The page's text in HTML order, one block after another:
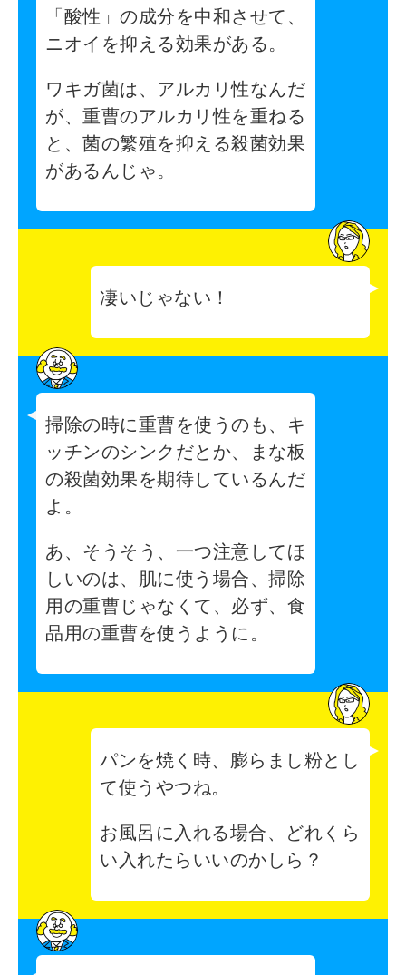
「酸性」の成分を中和させて、
ニオイを抑える効果がある。
ワキガ菌は、アルカリ性なんだ
が、重曹のアルカリ性を重ねる
と、菌の繁殖を抑える殺菌効果
があるんじゃ。
凄いじゃない！
掃除の時に重曹を使うのも、キ
ッチンのシンクだとか、まな板
の殺菌効果を期待しているんだ
よ。
あ、そうそう、一つ注意してほ
しいのは、肌に使う場合、掃除
用の重曹じゃなくて、必ず、食
品用の重曹を使うように。
パンを焼く時、膨らまし粉とし
て使うやつね。
お風呂に入れる場合、どれくら
い入れたらいいのかしら？